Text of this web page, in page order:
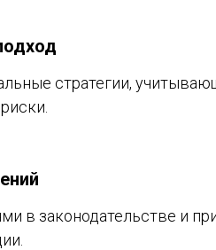
стратегии,
в законодательстве и